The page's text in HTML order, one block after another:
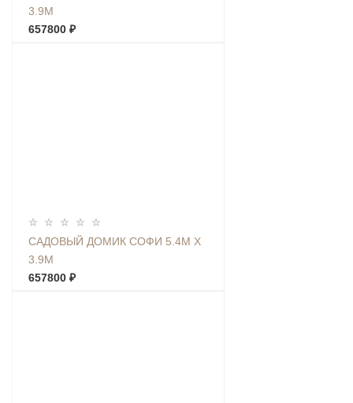
3.9М
657800 ₽
САДОВЫЙ ДОМИК СОФИ 5.4М Х
3.9М
657800 ₽